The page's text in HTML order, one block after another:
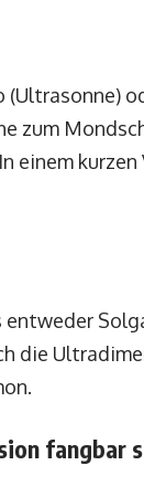
zum
einem
die
fangbar